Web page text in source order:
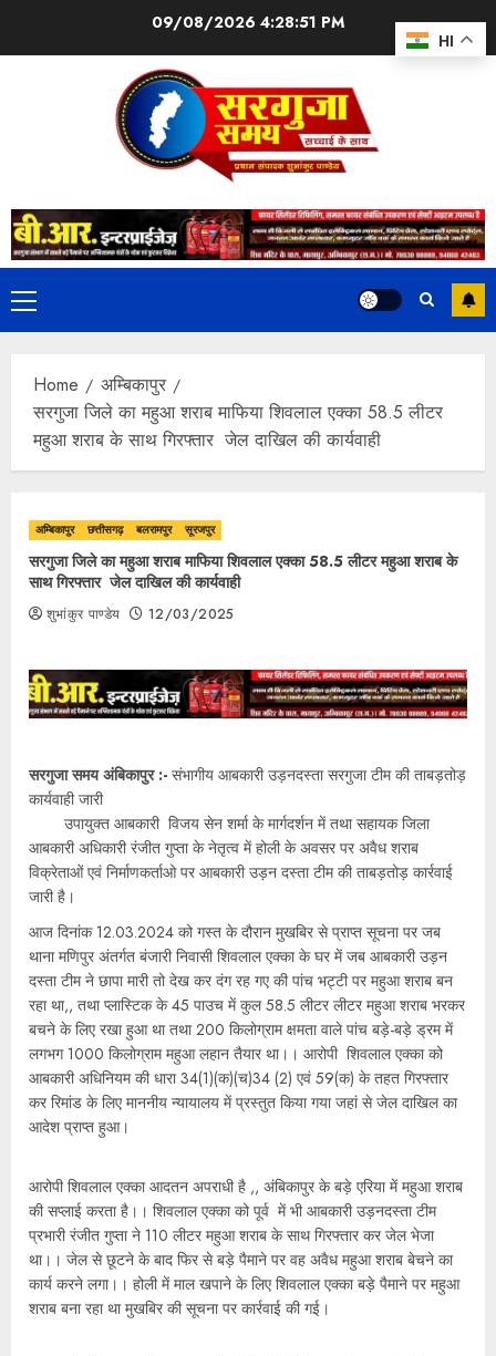
09/08/2026 4:28:52 PM
Home
अम्बिकापुर
सरगुजा जिले का महुआ शराब माफिया शिवलाल एक्का 58.5 लीटर
महुआ शराब के साथ गिरफ्तार जेल दाखिल की कार्यवाही
अम्बिकापुर छत्तीसगढ़ बलरामपुर सूरजपुर
सरगुजा जिले का महुआ शराब माफिया शिवलाल एक्का 58.5 लीटर महुआ शराब के
साथ गिरफ्तार जेल दाखिल की कार्यवाही
शुभांकुर पाण्डेय 12/03/2025
सरगुजा समय अंबिकापुर :- संभागीय आबकारी उड़नदस्ता सरगुजा टीम की ताबड़तोड़
कार्यवाही जारी
उपायुक्त आबकारी विजय सेन शर्मा के मार्गदर्शन में तथा सहायक जिला
आबकारी अधिकारी रंजीत गुप्ता के नेतृत्व में होली के अवसर पर अवैध शराब
विक्रेताओं एवं निर्माणकर्ताओ पर आबकारी उड़न दस्ता टीम की ताबड़तोड़ कार्रवाई
जारी है।
आज दिनांक 12.03.2024 को गस्त के दौरान मुखबिर से प्राप्त सूचना पर जब
थाना मणिपुर अंतर्गत बंजारी निवासी शिवलाल एक्का के घर में जब आबकारी उड़न
दस्ता टीम ने छापा मारी तो देख कर दंग रह गए की पांच भट्टी पर महुआ शराब बन
रहा था,, तथा प्लास्टिक के 45 पाउच में कुल 58.5 लीटर लीटर महुआ शराब भरकर
बचने के लिए रखा हुआ था तथा 200 किलोग्राम क्षमता वाले पांच बड़े-बड़े ड्रम में
लगभग 1000 किलोग्राम महुआ लहान तैयार था।। आरोपी शिवलाल एक्का को
आबकारी अधिनियम की धारा 34(1)(क)(च)34 (2) एवं 59(क) के तहत गिरफ्तार
कर रिमांड के लिए माननीय न्यायालय में प्रस्तुत किया गया जहां से जेल दाखिल का
आदेश प्राप्त हुआ।
आरोपी शिवलाल एक्का आदतन अपराधी है ,, अंबिकापुर के बड़े एरिया में महुआ शराब
की सप्लाई करता है।। शिवलाल एक्का को पूर्व में भी आबकारी उड़नदस्ता टीम
प्रभारी रंजीत गुप्ता ने 110 लीटर महुआ शराब के साथ गिरफ्तार कर जेल भेजा
था।। जेल से छूटने के बाद फिर से बड़े पैमाने पर वह अवैध महुआ शराब बेचने का
कार्य करने लगा।। होली में माल खपाने के लिए शिवलाल एक्का बड़े पैमाने पर महुआ
शराब बना रहा था मुखबिर की सूचना पर कार्रवाई की गई।
HI